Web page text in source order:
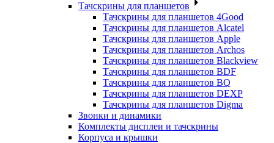
Тачскрины для планшетов
Тачскрины для планшетов 4Good
Тачскрины для планшетов Alcatel
Тачскрины для планшетов Apple
Тачскрины для планшетов Archos
Тачскрины для планшетов Blackview
Тачскрины для планшетов BDF
Тачскрины для планшетов BQ
Тачскрины для планшетов DEXP
Тачскрины для планшетов Digma
Звонки и динамики
Комплекты дисплеи и тачскрины
Корпуса и крышки